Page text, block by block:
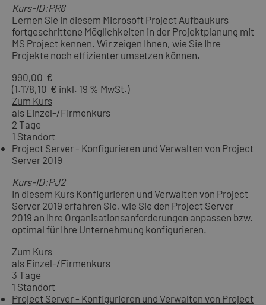
Kurs-ID:PR6
Lernen Sie in diesem Microsoft Project Aufbaukurs
fortgeschrittene Möglichkeiten in der Projektplanung mit
MS Project kennen. Wir zeigen Ihnen, wie Sie Ihre
Projekte noch effizienter umsetzen können.
990,00 €
(1.178,10 € inkl. 19 % MwSt.)
Zum Kurs
als Einzel-/Firmenkurs
2 Tage
1 Standort
Project Server - Konfigurieren und Verwalten von Project
Server 2019
Kurs-ID:PJ2
In diesem Kurs Konfigurieren und Verwalten von Project
Server 2019 erfahren Sie, wie Sie den Project Server
2019 an Ihre Organisationsanforderungen anpassen bzw.
optimal für Ihre Unternehmung konfigurieren.
Zum Kurs
als Einzel-/Firmenkurs
3 Tage
1 Standort
Project Server - Konfigurieren und Verwalten von Project